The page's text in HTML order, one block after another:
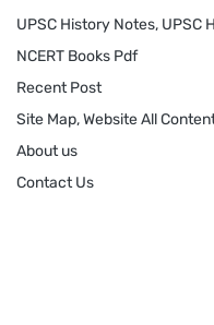
UPSC History Notes, UPSC
NCERT Books Pdf
Recent Post
Site Map, Website All
About us
Contact Us